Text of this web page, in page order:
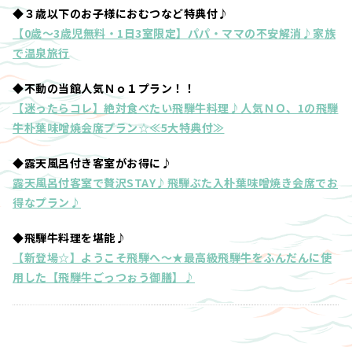
◆３歳以下のお子様におむつなど特典付♪
【0歳～3歳児無料・1日3室限定】パパ・ママの不安解消♪家族
で温泉旅行
◆不動の当館人気Ｎｏ１プラン！！
【迷ったらコレ】絶対食べたい飛騨牛料理♪人気ＮＯ、1の飛騨
牛朴葉味噌焼会席プラン☆≪5大特典付≫
◆露天風呂付き客室がお得に♪
露天風呂付客室で贅沢STAY♪飛騨ぶた入朴葉味噌焼き会席でお
得なプラン♪
◆飛騨牛料理を堪能♪
【新登場☆】ようこそ飛騨へ～★最高級飛騨牛をふんだんに使
用した【飛騨牛ごっつぉう御膳】♪